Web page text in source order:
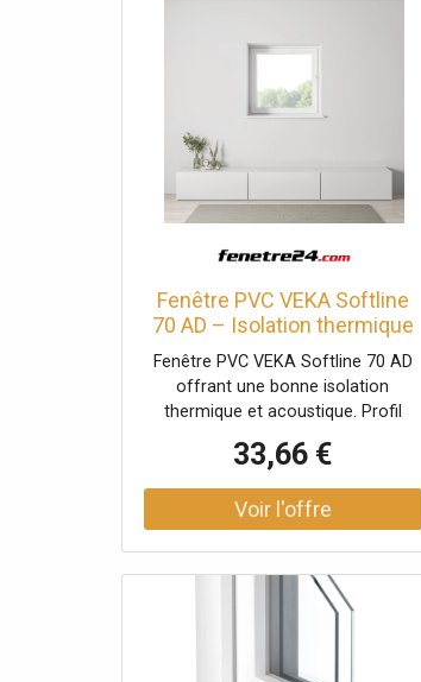
Fenêtre PVC VEKA Softline
70 AD – Isolation thermique
et performance durable
Fenêtre PVC VEKA Softline 70 AD
offrant une bonne isolation
thermique et acoustique. Profil
comme le neuf.
33,66 €